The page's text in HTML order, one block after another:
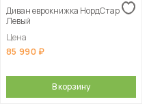
Диван еврокнижка НордСтар
Левый
Цена
85 990
В корзину